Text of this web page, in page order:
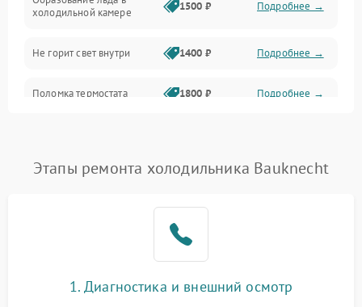
холодильной камере
1500 ₽ Подробнее →
Не горит свет внутри 1400 ₽ Подробнее →
Поломка термостата 1800 ₽ Подробнее →
Поломка системы No Frost 2600 ₽ Подробнее →
Этапы ремонта холодильника Bauknecht
1. Диагностика и внешний осмотр